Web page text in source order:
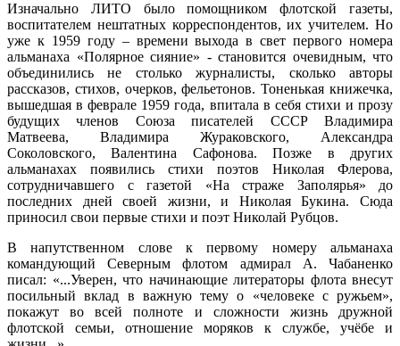
Изначально ЛИТО было помощником флотской газеты,
воспитателем нештатных корреспондентов, их учителем. Но
уже к 1959 году – времени выхода в свет первого номера
альманаха «Полярное сияние» - становится очевидным, что
объединились не столько журналисты, сколько авторы
рассказов, стихов, очерков, фельетонов. Тоненькая книжечка,
вышедшая в феврале 1959 года, впитала в себя стихи и прозу
будущих членов Союза писателей СССР Владимира
Матвеева, Владимира Жураковского, Александра
Соколовского, Валентина Сафонова. Позже в других
альманахах появились стихи поэтов Николая Флерова,
сотрудничавшего с газетой «На страже Заполярья» до
последних дней своей жизни, и Николая Букина. Сюда
приносил свои первые стихи и поэт Николай Рубцов.
В напутственном слове к первому номеру альманаха
командующий Северным флотом адмирал А. Чабаненко
писал: «...Уверен, что начинающие литераторы флота внесут
посильный вклад в важную тему о «человеке с ружьем»,
покажут во всей полноте и сложности жизнь дружной
флотской семьи, отношение моряков к службе, учёбе и